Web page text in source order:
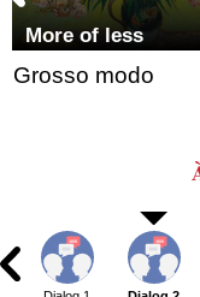
More of less
Grosso modo